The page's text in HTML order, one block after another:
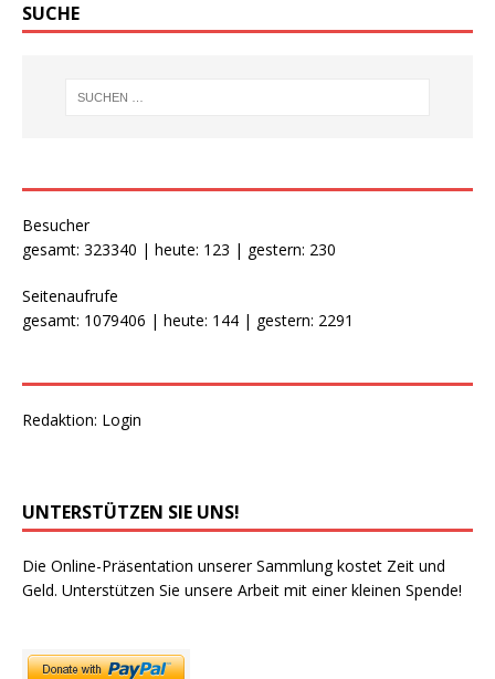
SUCHE
Besucher
gesamt: 323340 | heute: 123 | gestern: 230
Seitenaufrufe
gesamt: 1079406 | heute: 144 | gestern: 2291
Redaktion: Login
UNTERSTÜTZEN SIE UNS!
Die Online-Präsentation unserer Sammlung kostet Zeit und
Geld. Unterstützen Sie unsere Arbeit mit einer kleinen Spende!